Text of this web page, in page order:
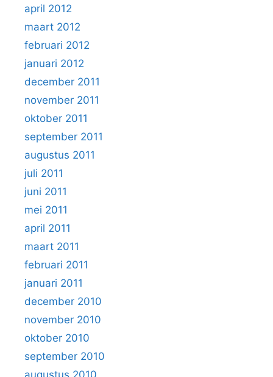
april 2012
maart 2012
februari 2012
januari 2012
december 2011
november 2011
oktober 2011
september 2011
augustus 2011
juli 2011
juni 2011
mei 2011
april 2011
maart 2011
februari 2011
januari 2011
december 2010
november 2010
oktober 2010
september 2010
augustus 2010